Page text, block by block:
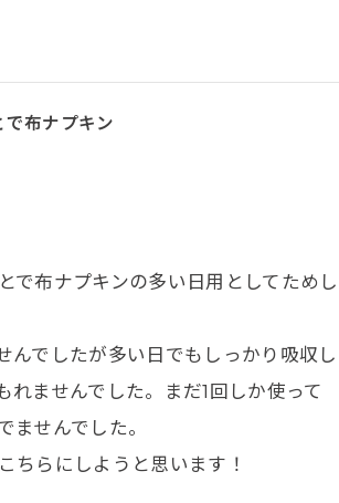
で布ナプキン
で布ナプキンの多い日用としてためし
んでしたが多い日でもしっかり吸収し
れませんでした。まだ1回しか使って
ませんでした。
ちらにしようと思います！